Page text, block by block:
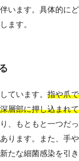
います。具体的にど
ます。
ています。 指や爪で
層部に押し込まれて
、もともと一つだっ
ります。また、手や
たな細菌感染を引き